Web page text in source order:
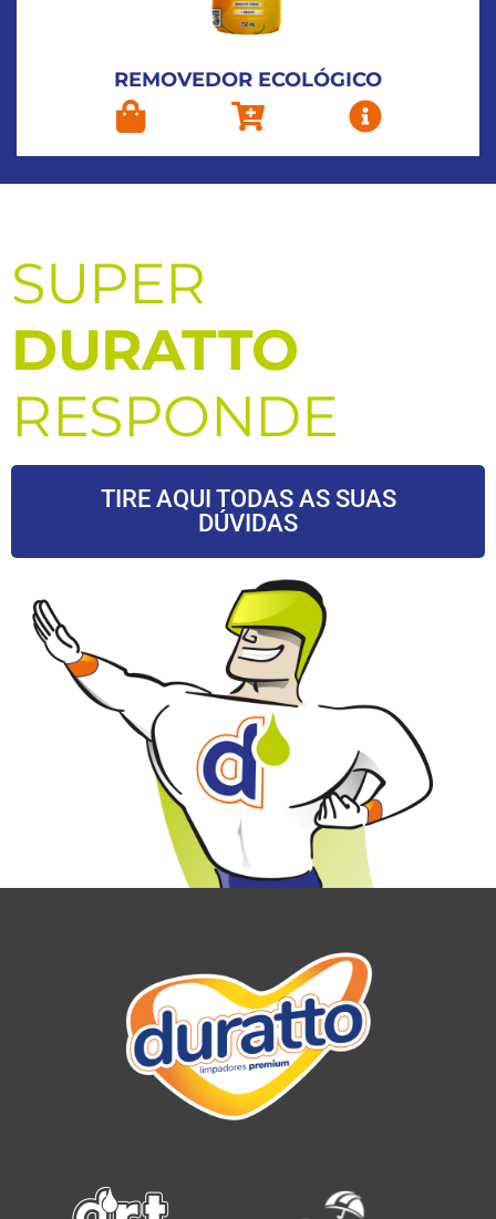
REMOVEDOR ECOLÓGICO
SUPER
DURATTO
RESPONDE
TIRE AQUI TODAS AS SUAS
DÚVIDAS